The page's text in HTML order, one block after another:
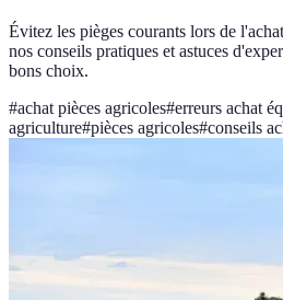
Évitez les pièges courants lors de
nos conseils pratiques et astuces
bons choix.
#achat pièces agricoles#erreurs achat
agriculture#pièces agricoles#conseils